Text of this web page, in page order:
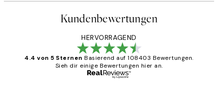
Kundenbewertungen
HERVORRAGEND
4.4 von 5 Sternen Basierend auf 108403 Bewertungen.
Sieh dir einige Bewertungen hier an.